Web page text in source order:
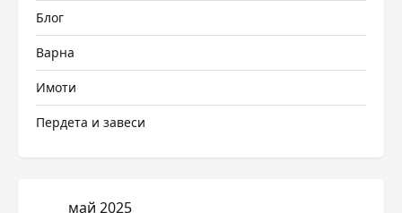
Блог
Варна
Имоти
Пердета и завеси
май 2025